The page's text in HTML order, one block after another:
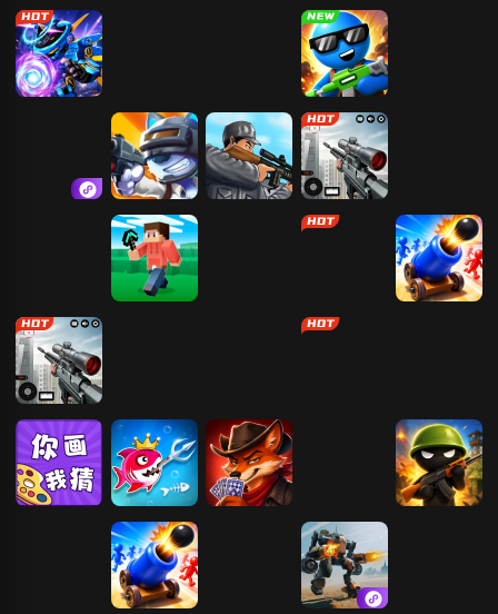
枫叶岛 冒险守护
我的98K-3D
枪战
红井
王国保卫战-3
D塔防
动物吃鸡枪战
狙击大师：枪
火柴人试炼大
挑战
暴力摩托
狙击大师：枪
神
大便超人 枪神精英
大鱼吃小鱼2 三国战纪